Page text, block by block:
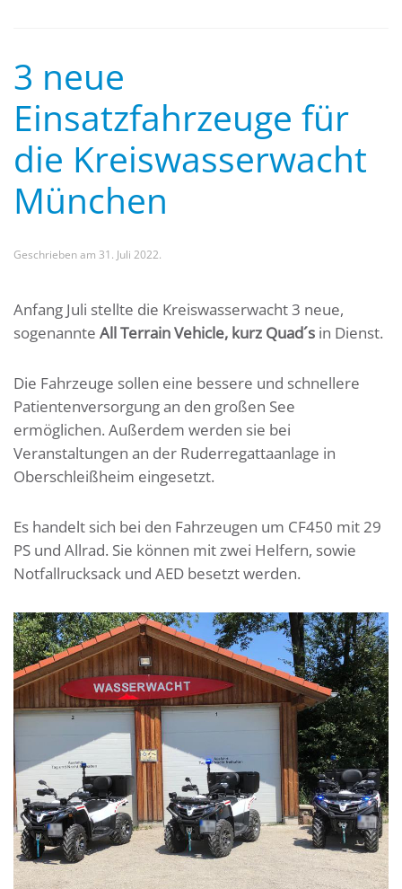
3 neue
Einsatzfahrzeuge für
die Kreiswasserwacht
München
Geschrieben am 31. Juli 2022.
Anfang Juli stellte die Kreiswasserwacht 3 neue,
sogenannte All Terrain Vehicle, kurz Quad´s in Dienst.
Die Fahrzeuge sollen eine bessere und schnellere
Patientenversorgung an den großen See
ermöglichen. Außerdem werden sie bei
Veranstaltungen an der Ruderregattaanlage in
Oberschleißheim eingesetzt.
Es handelt sich bei den Fahrzeugen um CF450 mit 29
PS und Allrad. Sie können mit zwei Helfern, sowie
Notfallrucksack und AED besetzt werden.